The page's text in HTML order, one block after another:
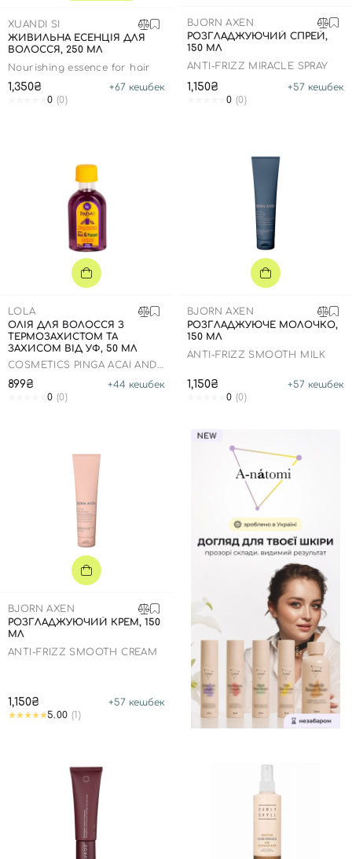
Креми для тіла з SPF
Мініатюри
Карбоксітерапія
Автозасмага
Спеціальний догляд
Для дітей
Дезодоранти
Засоби для інтимної гігієни
XUANDI SI
ЖИВИЛЬНА ЕСЕНЦІЯ ДЛЯ
ВОЛОССЯ, 250 МЛ
Nourishing essence for hair
1,350₴ +67 кешбек
0 (0)
BJORN AXEN
РОЗГЛАДЖУЮЧИЙ СПРЕЙ,
150 МЛ
ANTI-FRIZZ MIRACLE SPRAY
1,150₴ +57 кешбек
0 (0)
LOLA
ОЛІЯ ДЛЯ ВОЛОССЯ З
ТЕРМОЗАХИСТОМ ТА
ЗАХИСОМ ВІД УФ, 50 МЛ
COSMETICS PINGA ACAÍ AND
899₴ +44 кешбек
0 (0)
BJORN AXEN
РОЗГЛАДЖУЮЧЕ МОЛОЧКО,
150 МЛ
ANTI-FRIZZ SMOOTH MILK
1,150₴ +57 кешбек
0 (0)
BJORN AXEN
РОЗГЛАДЖУЮЧИЙ КРЕМ, 150
МЛ
ANTI-FRIZZ SMOOTH CREAM
1,150₴ +57 кешбек
5.00 (1)